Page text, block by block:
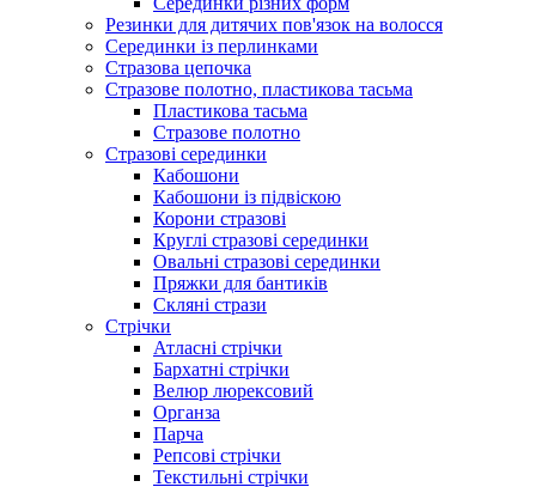
Резинки для дитячих пов'язок на волосся
Серединки із перлинками
Стразова цепочка
Стразове полотно, пластикова тасьма
Пластикова тасьма
Стразове полотно
Стразові серединки
Кабошони
Кабошони із підвіскою
Корони стразові
Круглі стразові серединки
Овальні стразові серединки
Пряжки для бантиків
Скляні стрази
Стрічки
Атласні стрічки
Бархатні стрічки
Велюр люрексовий
Органза
Парча
Репсові стрічки
Текстильні стрічки